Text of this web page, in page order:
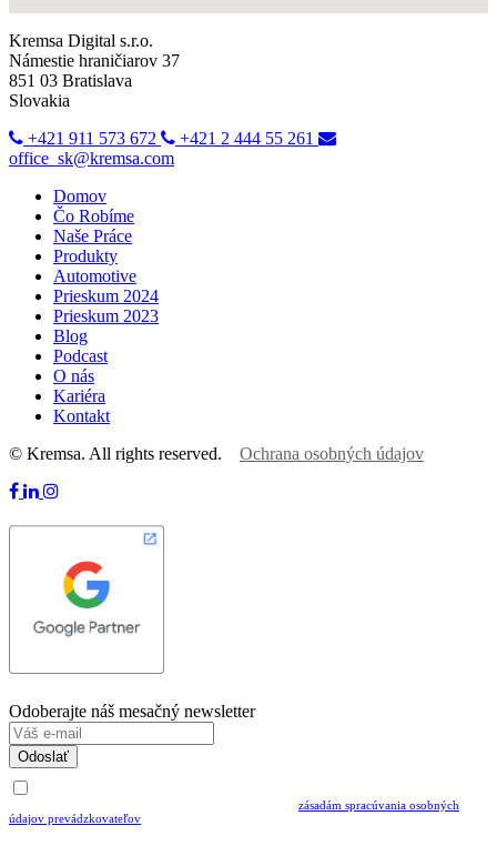
Kremsa Digital s.r.o.
Námestie hraničiarov 37
851 03 Bratislava
Slovakia
+421 911 573 672
+421 2 444 55 261
office_sk@kremsa.com
Domov
Čo Robíme
Naše Práce
Produkty
Automotive
Prieskum 2024
Prieskum 2023
Blog
Podcast
O nás
Kariéra
Kontakt
© Kremsa. All rights reserved. Ochrana osobných údajov
Odoberajte náš mesačný newsletter
Odoslať
zásadám spracúvania osobných
údajov prevádzkovateľov